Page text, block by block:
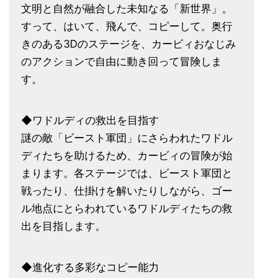
文明と自然が融合した未知なる「新世界」。
すって、はいて、飛んで、コピーして。奥行
きのある3Dのステージを、カービィおなじみ
のアクションで自由に動き回って冒険しま
す。
◆ワドルディの救出を目指す
謎の敵「ビースト軍団」にさらわれたワドル
ディたちを助けるため、カービィの冒険が始
まります。各ステージでは、ビースト軍団と
戦ったり、仕掛けを解いたりしながら、ゴー
ル地点にとらわれているワドルディたちの救
出を目指します。
◆進化する多彩なコピー能力